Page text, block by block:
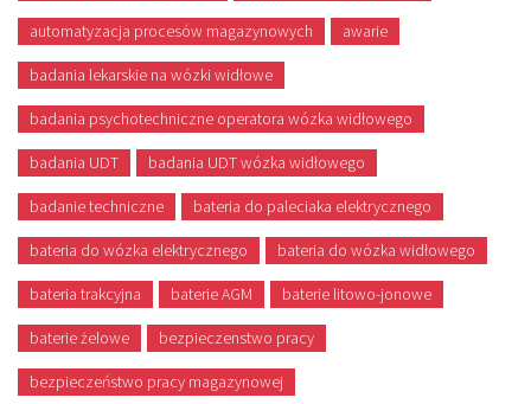
automatyzacja procesów magazynowych awarie
badania lekarskie na wózki widłowe
badania psychotechniczne operatora wózka widłowego
badania UDT badania UDT wózka widłowego
badanie techniczne bateria do paleciaka elektrycznego
bateria do wózka elektrycznego bateria do wózka widłowego
bateria trakcyjna baterie AGM baterie litowo-jonowe
baterie żelowe bezpieczenstwo pracy
bezpieczeństwo pracy magazynowej